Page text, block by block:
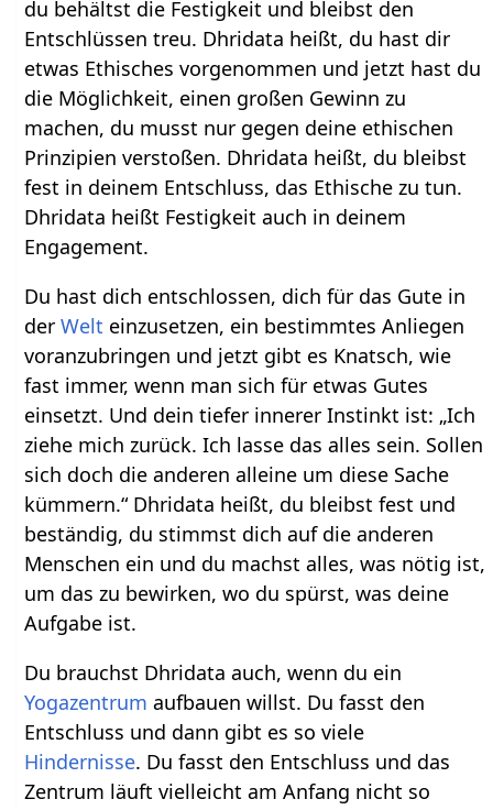
du behältst die Festigkeit und bleibst den
Entschlüssen treu. Dhridata heißt, du hast dir
etwas Ethisches vorgenommen und jetzt hast du
die Möglichkeit, einen großen Gewinn zu
machen, du musst nur gegen deine ethischen
Prinzipien verstoßen. Dhridata heißt, du bleibst
fest in deinem Entschluss, das Ethische zu tun.
Dhridata heißt Festigkeit auch in deinem
Engagement.
Du hast dich entschlossen, dich für das Gute in
derWelt einzusetzen, ein bestimmtes Anliegen
voranzubringen und jetzt gibt es Knatsch, wie
fast immer, wenn man sich für etwas Gutes
einsetzt. Und dein tiefer innerer Instinkt ist: „Ich
ziehe mich zurück. Ich lasse das alles sein. Sollen
sich doch die anderen alleine um diese Sache
kümmern.“ Dhridata heißt, du bleibst fest und
beständig, du stimmst dich auf die anderen
Menschen ein und du machst alles, was nötig ist,
um das zu bewirken, wo du spürst, was deine
Aufgabe ist.
Du brauchst Dhridata auch, wenn du ein
Yogazentrum aufbauen willst. Du fasst den
Entschluss und dann gibt es so viele
Hindernisse. Du fasst den Entschluss und das
Zentrum läuft vielleicht am Anfang nicht so